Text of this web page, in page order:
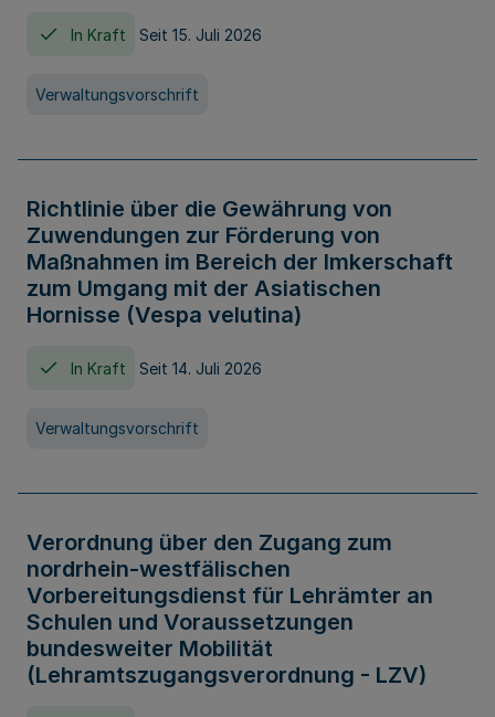
In Kraft Seit 15. Juli 2026
Verwaltungsvorschrift
Richtlinie über die Gewährung von
Zuwendungen zur Förderung von
Maßnahmen im Bereich der Imkerschaft
zum Umgang mit der Asiatischen
Hornisse (Vespa velutina)
In Kraft Seit 14. Juli 2026
Verwaltungsvorschrift
Verordnung über den Zugang zum
nordrhein-westfälischen
Vorbereitungsdienst für Lehrämter an
Schulen und Voraussetzungen
bundesweiter Mobilität
(Lehramtszugangsverordnung - LZV)